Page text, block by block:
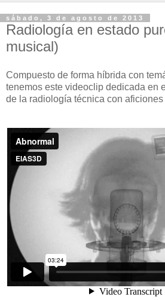
sábado, 3 de agosto de 2013
Radiología en estado
musical)
Compuesto de forma híbrida con
tenemos este videoclip dedicada en
de la radiología técnica con